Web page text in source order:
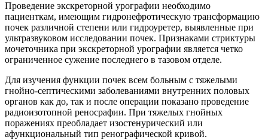
Проведение экскреторной урографии необходимо
пациенткам, имеющим гидронефротическую трансформацию
почек различной степени или гидроуретер, выявленные при
ультразвуковом исследовании почек. Признаками стриктуры
мочеточника при экскреторной урографии является четко
ограниченное сужение последнего в тазовом отделе.
Для изучения функции почек всем больным с тяжелыми
гнойно-септическими заболеваниями внутренних половых
органов как до, так и после операции показано проведение
радиоизотопной реносрафии. При тяжелых гнойных
поражениях преобладает изостенурический или
афункциональный тип ренографической кривой.